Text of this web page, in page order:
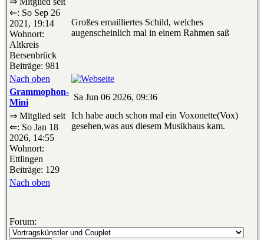
⇐: So Sep 26
2021, 19:14
Wohnort:
Altkreis
Bersenbrück
Beiträge: 981
Großes emailliertes Schild, welches
augenscheinlich mal in einem Rahmen saß
Nach oben
Grammophon-
Mini
Sa Jun 06 2026, 09:36
⇒ Mitglied seit
⇐: So Jan 18
2026, 14:55
Wohnort:
Ettlingen
Beiträge: 129
Ich habe auch schon mal ein Voxonette(Vox)
gesehen,was aus diesem Musikhaus kam.
Nach oben
Forum: